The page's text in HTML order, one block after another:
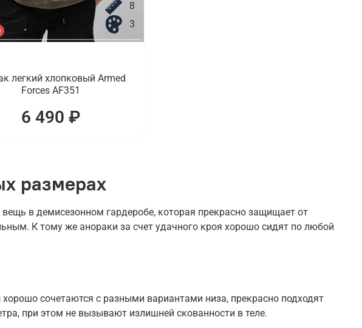
8
3
легкий хлопковый Armed
Forces AF351
6 490 ₽
размерах
в демисезонном гардеробе, которая прекрасно защищает от
К тому же анораки за счет удачного кроя хорошо сидят по любой
сочетаются с разными вариантами низа, прекрасно подходят
при этом не вызывают излишней скованности в теле.